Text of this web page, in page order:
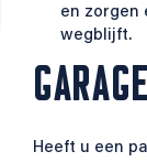
en zorgen
wegblijft.
Heeft u een